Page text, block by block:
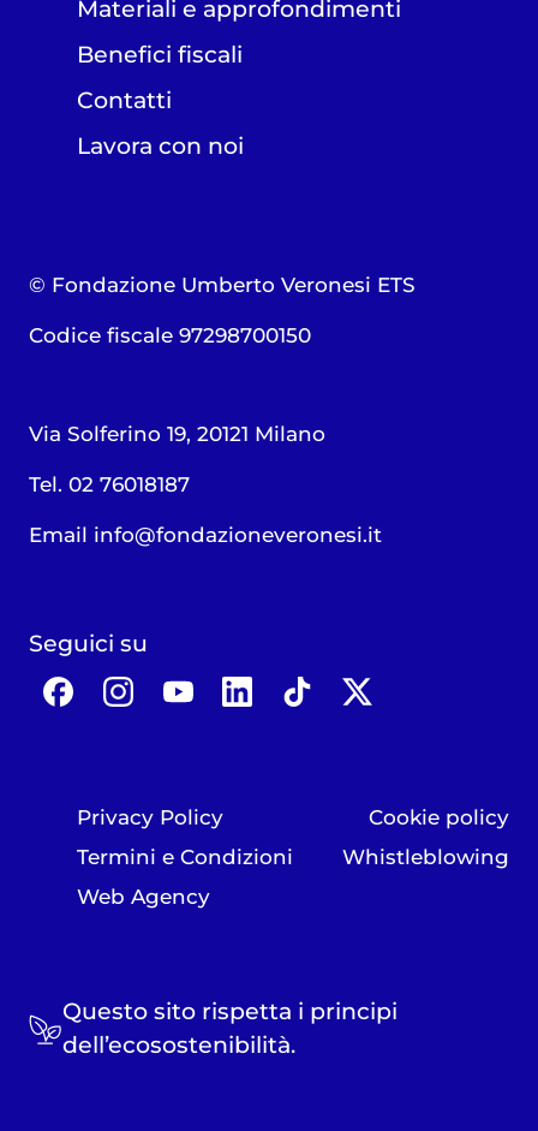
Materiali e approfondimenti
Benefici fiscali
Contatti
Lavora con noi
© Fondazione Umberto Veronesi ETS
Codice fiscale 97298700150
Via Solferino 19, 20121 Milano
Tel. 02 76018187
Email info@fondazioneveronesi.it
Seguici su
Privacy Policy
Cookie policy
Termini e Condizioni
Whistleblowing
Web Agency
Questo sito rispetta i principi
dell’ecosostenibilità.